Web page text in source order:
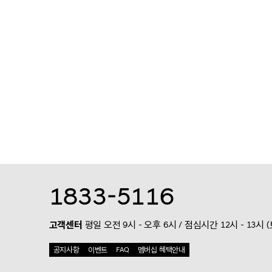
1833-5116
고객센터 평일 오전 9시 - 오후 6시 / 점심시간 12시 - 13시 (
공지사항 이벤트 FAQ 멤버십 혜택안내